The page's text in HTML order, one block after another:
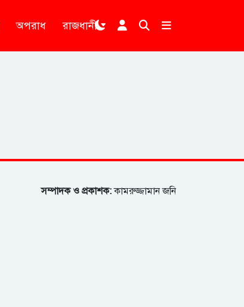
অপরাধ রাজধানী
সম্পাদক ও প্রকাশক:কামরুজ্জামান জনি